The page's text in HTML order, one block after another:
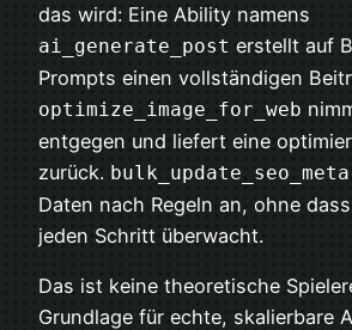
das wird: Eine Ability namens
ai_generate_post erstellt auf
Prompts einen vollständigen
optimize_image_for_web
entgegen und liefert eine
zurück. bulk_update_seo_meta
Daten nach Regeln an, ohne
jeden Schritt überwacht.
Das ist keine theoretische
Grundlage für echte, skalierbare